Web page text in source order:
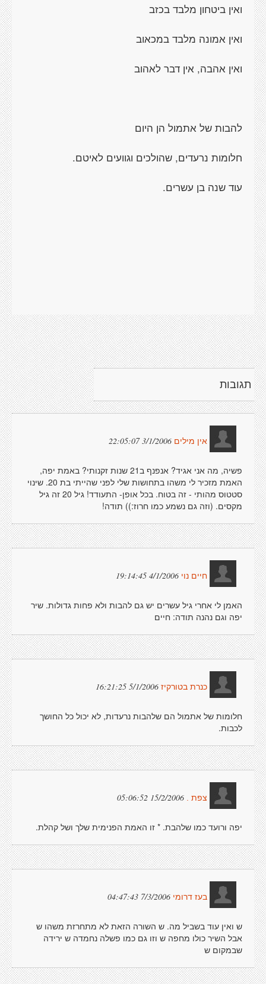
ואין ביטחון מלבד בכזב
ואין אמונה מלבד במכאוב
ואין אהבה, אין דבר לאהוב
להבות של אתמול הן היום
חלומות נרעדים, שהולכים וגוועים לאיטם.
עוד שנה בן עשרים.
תגובות
אין מילים 3/1/2006 22:05:07
פשיה, מה אני אגיד? אנפנף ב21 שנות זקנותי? באמת יפה,
האמת מזכיר לי משהו בתחושות שלי לפני שהייתי בת 20. שינוי
סטטוס מהותי - זה בטוח. בכל אופן- התעודד! גיל 20 זה גיל
מקסים. (וזה גם נשמע כמו חרוז:)) תודה!
חיים נוי 4/1/2006 19:14:45
האמן לי אחרי גיל עשרים יש גם להבות ולא פחות גדולות. שיר
יפה וגם נהנה תודה: חיים
כנרת בטורקיז 5/1/2006 16:21:25
חלומות של אתמול הם שלהבות נרעדות, לא יכול כל החושך
לכבות.
צפת . 15/2/2006 05:06:52
יפה ורועד כמו שלהבת. * זו האמת הפנימית שלך ושל קהלת.
בעז דרומי 7/3/2006 04:47:43
ש ואין עוד בשביל מה. ש השורה הזאת לא מתחרזת משהו ש
אבל השיר כולו מחפה ש וזו גם כמו פשלה נחמדה ש ירידה
שבמקום ש